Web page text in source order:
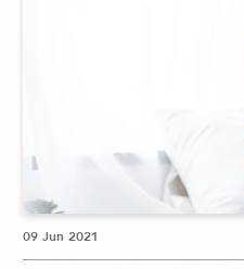
09 Jun 2021